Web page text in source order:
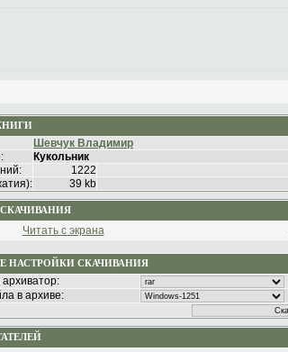
Шевчук Владимир
Кукольник
1222
39 kb
Читать с экрана
НАСТРОЙКИ СКАЧИВАНИЯ
в архиве: